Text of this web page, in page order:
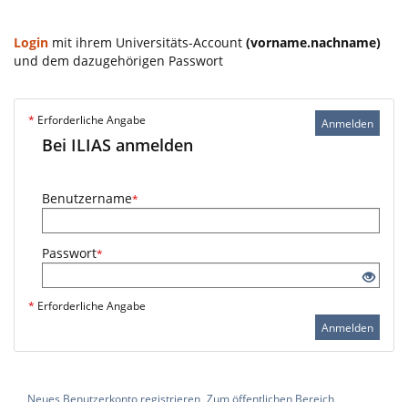
Login mit ihrem Universitäts-Account (vorname.nachname)
und dem dazugehörigen Passwort
Anmelden
* Erforderliche Angabe
Bei ILIAS anmelden
Benutzername*
Passwort*
* Erforderliche Angabe
Anmelden